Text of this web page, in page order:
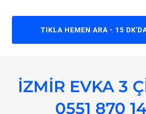
TIKLA HEMEN ARA - 15
İZMİR EVKA 3
0551 870